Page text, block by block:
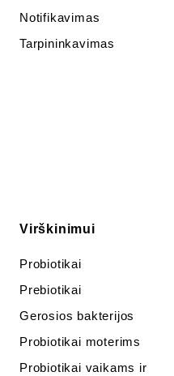
Notifikavimas
Tarpininkavimas
Virškinimui
Probiotikai
Prebiotikai
Gerosios bakterijos
Probiotikai moterims
Probiotikai vaikams ir